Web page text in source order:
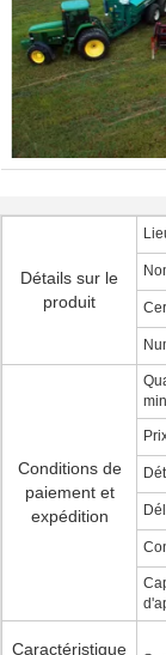
Détails sur le
produit
Conditions de
paiement et
expédition
min
Caractéristique